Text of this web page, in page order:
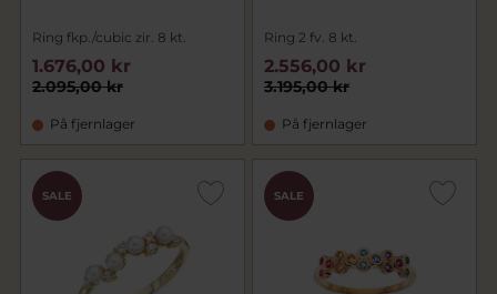
Ring fkp./cubic zir. 8 kt.
2.095,00 kr
1.676,00 kr
På fjernlager
Ring 2 fv. 8 kt.
3.195,00 kr
2.556,00 kr
På fjernlager
SALE SALE